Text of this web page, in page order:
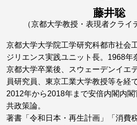
藤井聡
（京都大学教授・表現者クライ
京都大学大学院工学研究科都市社会
ジリエンス実践ユニット長。1968年
京都大学卒業後、スウェーデンイエ
員研究員、東京工業大学教授等を経
2012年から2018年まで安倍内閣内
共政策論。
著書「令和日本・再生計画」「消費